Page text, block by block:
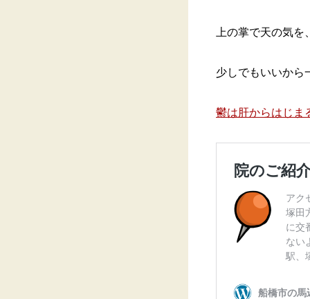
上の掌で天の気を
少しでもいいから
鬱は肝からはじま